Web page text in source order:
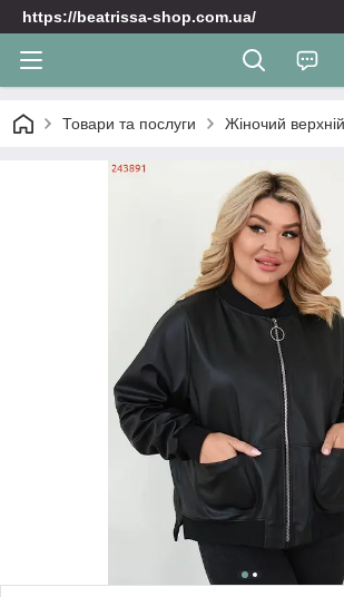
https://beatrissa-shop.com.ua/
Товари та послуги Жіночий